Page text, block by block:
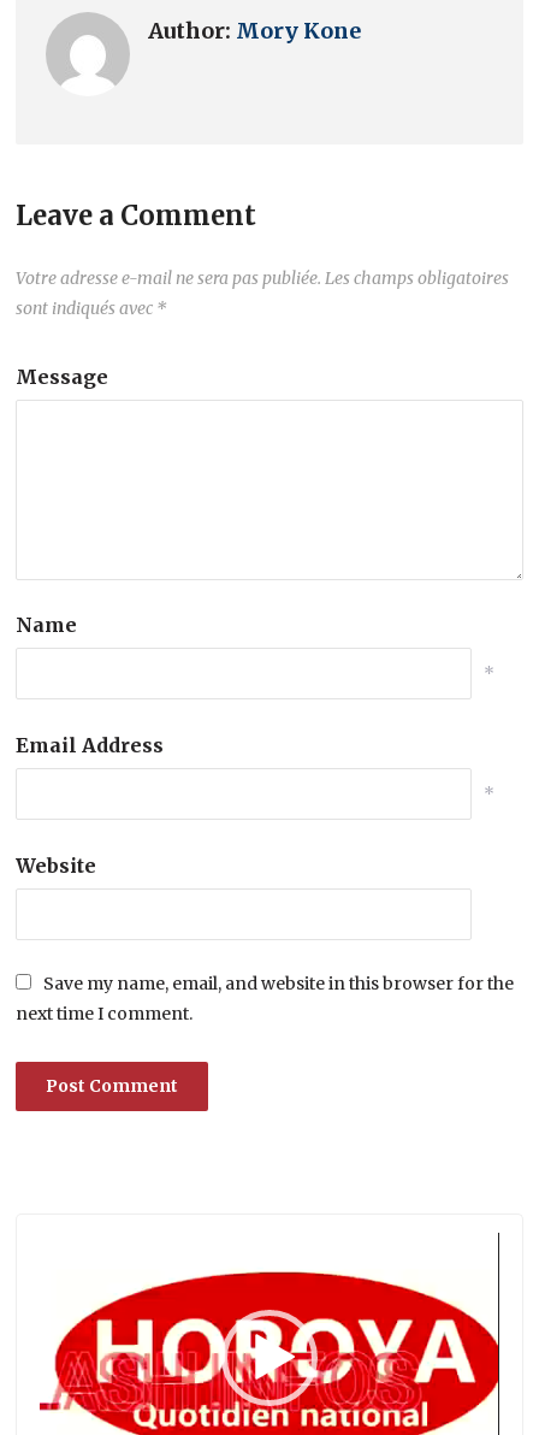
Author: Mory Kone
Leave a Comment
Votre adresse e-mail ne sera pas publiée. Les champs obligatoires
sont indiqués avec *
Message
Name
*
Email Address
*
Website
Save my name, email, and website in this browser for the
next time I comment.